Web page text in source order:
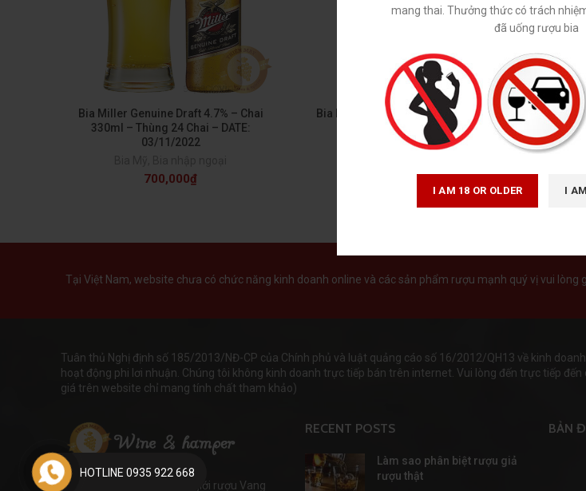
mang thai. Thưởng thức có trách
đã uống rượu bia
I AM 18 OR OLDER I
Bia Miller Genuine Draft 4.7% – Chai
330ml – Thùng 24 Chai – DATE:
03/11/2022
700,000₫
Bia Budweiser (330ml/5%) – Thùng 24
chai
Bia nhập ngoại
Tại Việt Nam, website chưa có chức năng kinh doanh online và các sản phẩm rượu mạnh quý vị vui lòng
Tuân thủ Nghị định số 185/2013/NĐ-CP của Chính phủ và luật quảng cáo số 16/2012/QH13 về kinh
hoạt động phi lơi nhuận. Chúng tôi không kinh doanh trực tiếp bán trên internet. Vui lòng đến trực tiếp
giá trên website chỉ mang tính chất tham khảo)
WineHamper đem đến thế giới rượu Vang
RECENT POSTS
Làm sao phân biệt rượu giả
rượu thật
BẢN
HOTLINE 0935 922 668